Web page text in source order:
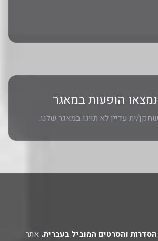
הופעות במאגר
ית עדיין לא תויגו במאגר שלנו.
אתר